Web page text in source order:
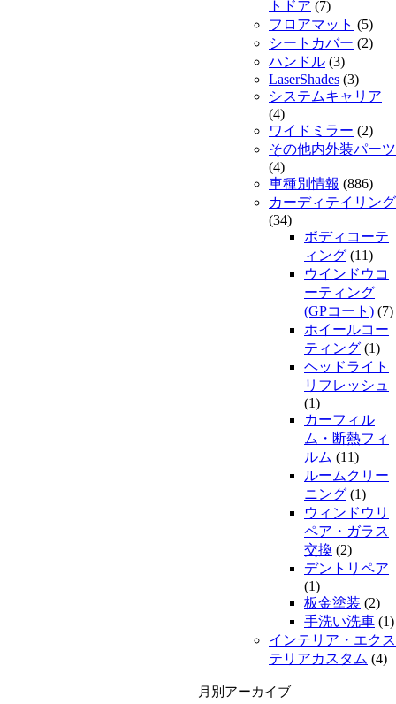
トドア (7)
フロアマット (5)
シートカバー (2)
ハンドル (3)
LaserShades (3)
システムキャリア
(4)
ワイドミラー (2)
その他内外装パーツ
(4)
車種別情報 (886)
カーディテイリング
(34)
ボディコーテ
ィング (11)
ウインドウコ
ーティング
(GPコート) (7)
ホイールコー
ティング (1)
ヘッドライト
リフレッシュ
(1)
カーフィル
ム・断熱フィ
ルム (11)
ルームクリー
ニング (1)
ウィンドウリ
ペア・ガラス
交換 (2)
デントリペア
(1)
板金塗装 (2)
手洗い洗車 (1)
インテリア・エクス
テリアカスタム (4)
月別アーカイブ